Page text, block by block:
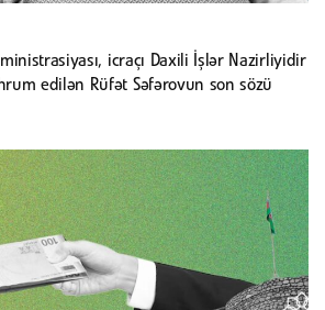
icraçı Daxili İşlər Nazirliyidir
edilən Rüfət Səfərovun son sözü